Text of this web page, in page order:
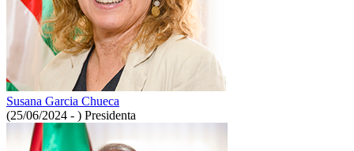
Susana Garcia Chueca
(25/06/2024 - ) Presidenta